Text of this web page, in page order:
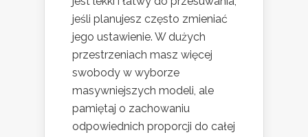
jeśli planujesz często zmieniać
jego ustawienie. W dużych
przestrzeniach masz więcej
swobody w wyborze
masywniejszych modeli, ale
pamiętaj o zachowaniu
odpowiednich proporcji do całej